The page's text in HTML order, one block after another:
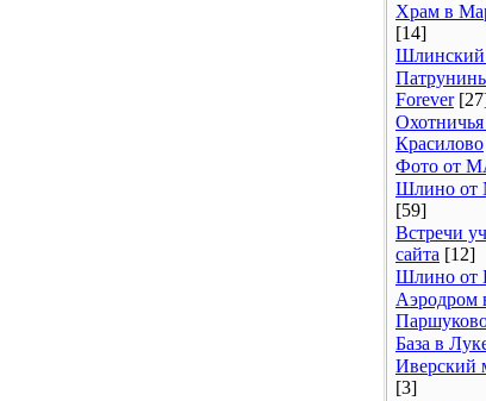
Храм в
[14]
Шлинский
Forever
Охотничья
Красилово
Фото от
Шлино от
[59]
Встречи
сайта [12]
Шлино от
Аэродром
База в
Иверский
[3]